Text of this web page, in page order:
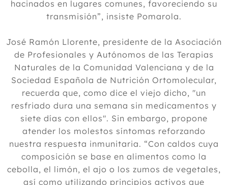
hacinados en lugares comunes, favoreciendo su
transmisión”, insiste Pomarola.
José Ramón Llorente, presidente de la Asociación
de Profesionales y Autónomos de las Terapias
Naturales de la Comunidad Valenciana y de la
Sociedad Española de Nutrición Ortomolecular,
recuerda que, como dice el viejo dicho, "un
resfriado dura una semana sin medicamentos y
siete días con ellos". Sin embargo, propone
atender los molestos síntomas reforzando
nuestra respuesta inmunitaria. “Con caldos cuya
composición se base en alimentos como la
cebolla, el limón, el ajo o los zumos de vegetales,
así como utilizando principios activos que